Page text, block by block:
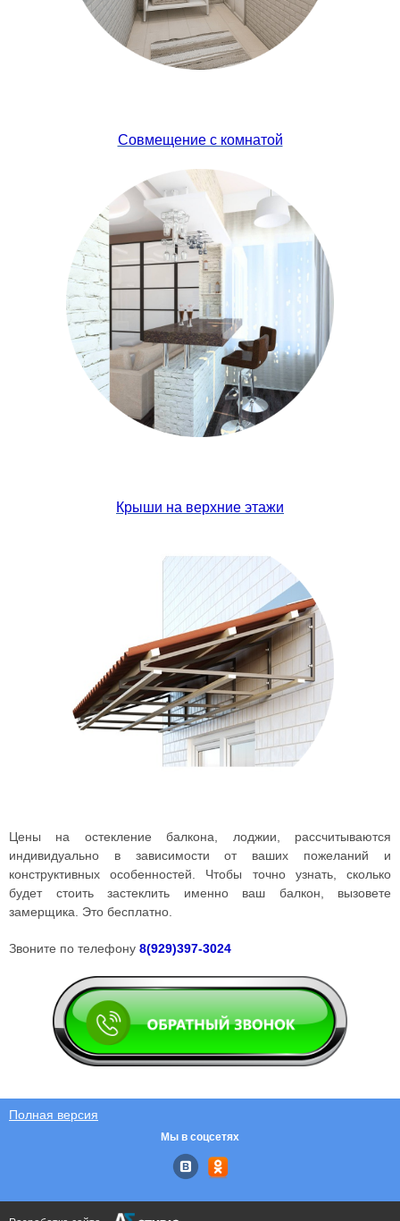
Совмещение с комнатой
Крыши на верхние этажи
Цены на остекление балкона, лоджии, рассчитываются
индивидуально в зависимости от ваших пожеланий и
конструктивных особенностей. Чтобы точно узнать, сколько
будет стоить застеклить именно ваш балкон, вызовете
замерщика. Это бесплатно.
Звоните по телефону 8(929)397-3024
Полная версия
Мы в соцсетях